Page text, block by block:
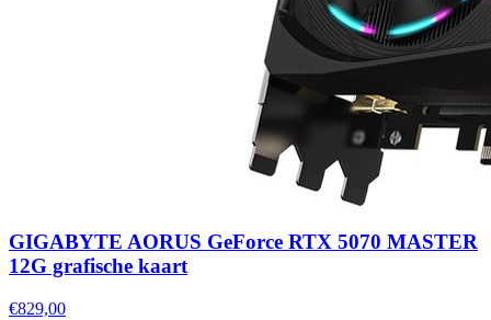
GIGABYTE AORUS GeForce RTX 5070 MASTER
12G grafische kaart
€829,00